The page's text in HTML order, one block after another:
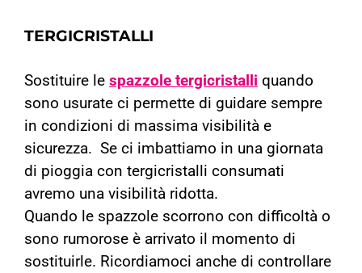
TERGICRISTALLI
Sostituire le spazzole tergicristalli quando
sono usurate ci permette di guidare sempre
in condizioni di massima visibilità e
sicurezza. Se ci imbattiamo in una giornata
di pioggia con tergicristalli consumati
avremo una visibilità ridotta.
Quando le spazzole scorrono con difficoltà o
sono rumorose è arrivato il momento di
sostituirle. Ricordiamoci anche di controllare